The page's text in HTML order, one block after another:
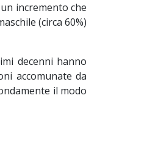
incremento che
(circa 60%)
decenni hanno
accomunate da
il modo